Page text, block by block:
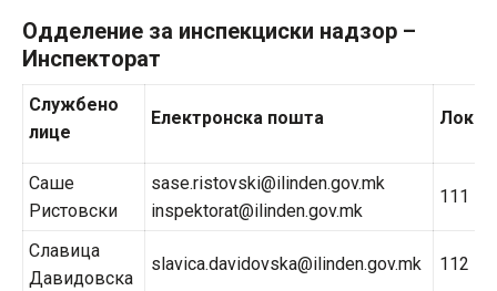
Одделение за инспекциски надзор –
Инспекторат
Службено
лице
Електронска пошта Локал
Саше
Ристовски
sase.ristovski@ilinden.gov.mk
inspektorat@ilinden.gov.mk
111
Славица
Давидовска
slavica.davidovska@ilinden.gov.mk 112